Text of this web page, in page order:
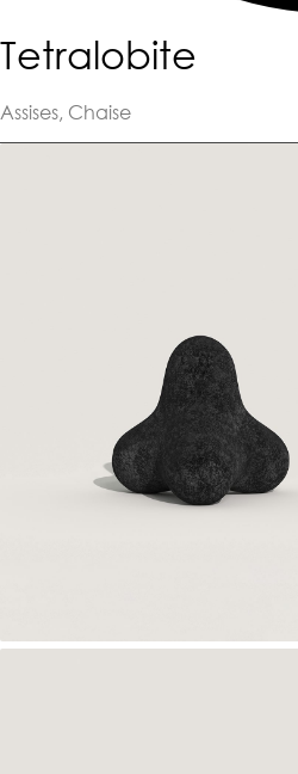
Tetralobite
Assises, Chaise